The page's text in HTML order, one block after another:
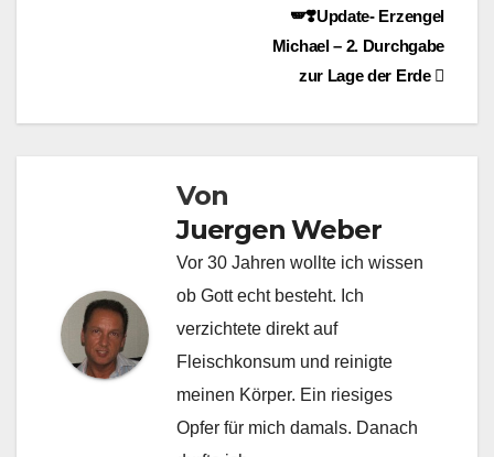
Beitragsnavigation🪽❣️Update- Erzengel
Michael – 2. Durchgabe
zur Lage der Erde
Von
Juergen Weber
Vor 30 Jahren wollte ich wissen
ob Gott echt besteht. Ich
verzichtete direkt auf
Fleischkonsum und reinigte
meinen Körper. Ein riesiges
Opfer für mich damals. Danach